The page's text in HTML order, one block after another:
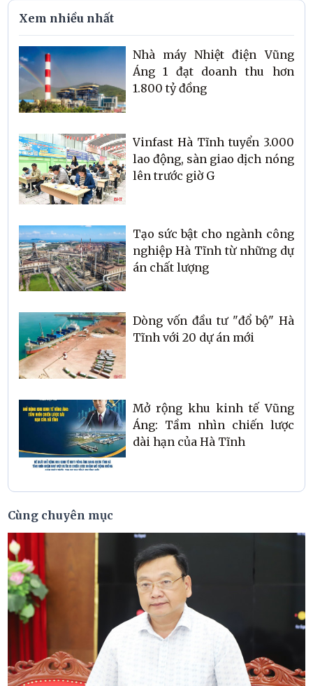
Xem nhiều nhất
Nhà máy Nhiệt điện Vũng
Áng 1 đạt doanh thu hơn
1.800 tỷ đồng
Vinfast Hà Tĩnh tuyển 3.000
lao động, sàn giao dịch nóng
lên trước giờ G
Tạo sức bật cho ngành công
nghiệp Hà Tĩnh từ những dự
án chất lượng
Dòng vốn đầu tư "đổ bộ" Hà
Tĩnh với 20 dự án mới
Mở rộng khu kinh tế Vũng
Áng: Tầm nhìn chiến lược
dài hạn của Hà Tĩnh
Cùng chuyên mục